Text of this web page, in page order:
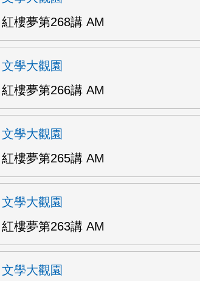
紅樓夢第268講 AM
文學大觀園
紅樓夢第266講 AM
文學大觀園
紅樓夢第265講 AM
文學大觀園
紅樓夢第263講 AM
文學大觀園